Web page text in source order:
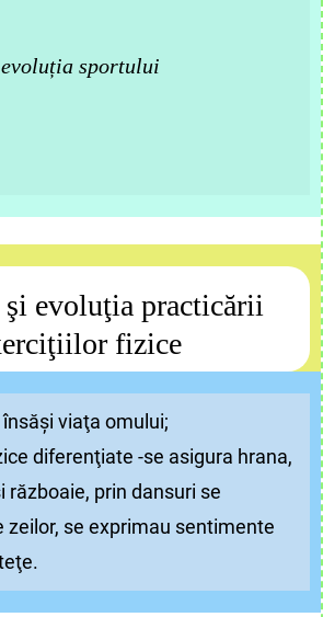
sportului
evoluţia practicării
fizice
viaţa omului;
diferenţiate -se asigura hrana,
războaie, prin dansuri se
zeilor, se exprimau sentimente